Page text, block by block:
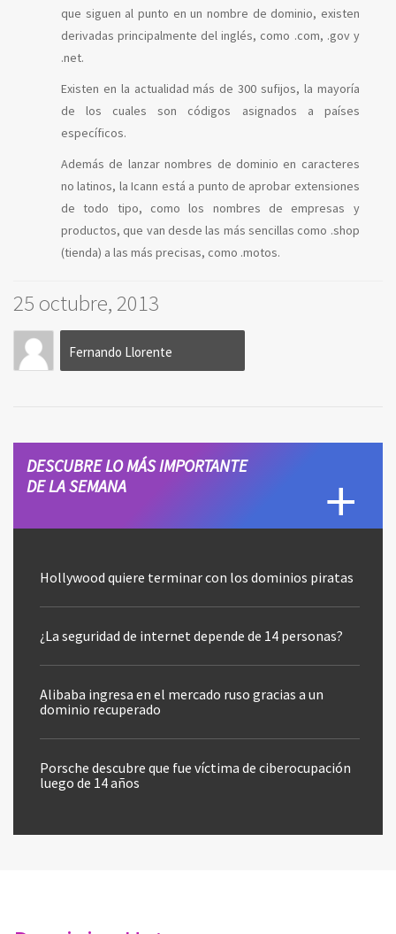
que siguen al punto en un nombre de dominio, existen
derivadas principalmente del inglés, como .com, .gov y
.net.
Existen en la actualidad más de 300 sufijos, la mayoría
de los cuales son códigos asignados a países
específicos.
Además de lanzar nombres de dominio en caracteres
no latinos, la Icann está a punto de aprobar extensiones
de todo tipo, como los nombres de empresas y
productos, que van desde las más sencillas como .shop
(tienda) a las más precisas, como .motos.
25 octubre, 2013
Fernando Llorente
DESCUBRE LO MÁS IMPORTANTE
DE LA SEMANA
Hollywood quiere terminar con los dominios piratas
¿La seguridad de internet depende de 14 personas?
Alibaba ingresa en el mercado ruso gracias a un
dominio recuperado
Porsche descubre que fue víctima de ciberocupación
luego de 14 años